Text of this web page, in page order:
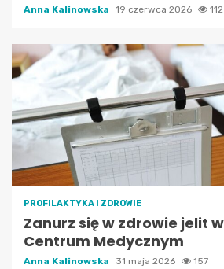
Anna Kalinowska 19 czerwca 2026 112
PROFILAKTYKA I ZDROWIE
Zanurz się w zdrowie jelit
Centrum Medycznym
Anna Kalinowska 31 maja 2026 157